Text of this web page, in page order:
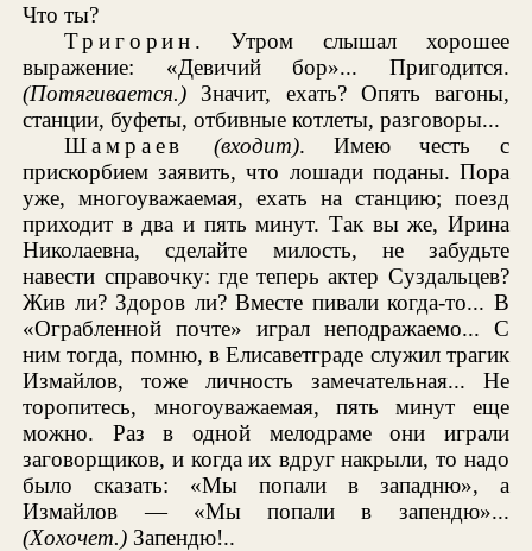
Что ты?
Тригорин . Утром слышал хорошее
выражение: «Девичий бор»... Пригодится.
(Потягивается.) Значит, ехать? Опять вагоны,
станции, буфеты, отбивные котлеты, разговоры...
Шамраев
(входит). Имею честь с
прискорбием заявить, что лошади поданы. Пора
уже, многоуважаемая, ехать на станцию; поезд
приходит в два и пять минут. Так вы же, Ирина
Николаевна, сделайте милость, не забудьте
навести справочку: где теперь актер Суздальцев?
Жив ли? Здоров ли? Вместе пивали когда-то... В
«Ограбленной почте» играл неподражаемо... С
ним тогда, помню, в Елисаветграде служил трагик
Измайлов, тоже личность замечательная... Не
торопитесь, многоуважаемая, пять минут еще
можно. Раз в одной мелодраме они играли
заговорщиков, и когда их вдруг накрыли, то надо
было сказать: «Мы попали в западню», а
Измайлов — «Мы попали в запендю»...
(Хохочет.) Запендю!..